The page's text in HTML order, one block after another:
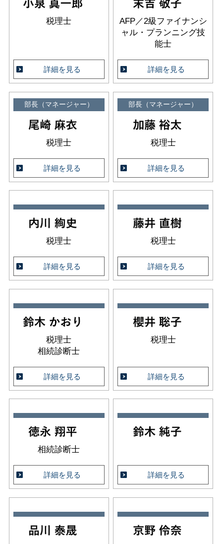
税理士
詳細を見る
AFP／2級ファイナンシ
ャル・プランニング技
能士
詳細を見る
部長（マネージャー）
税理士
詳細を見る
部長（マネージャー）
税理士
詳細を見る
税理士
詳細を見る
税理士
詳細を見る
税理士
相続診断士
詳細を見る
税理士
詳細を見る
相続診断士
詳細を見る 詳細を見る